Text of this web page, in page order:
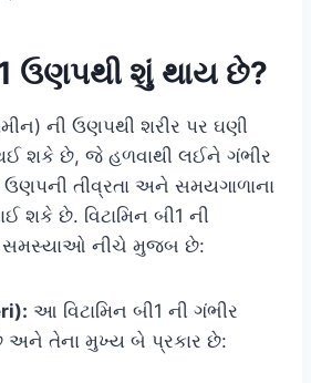
ઉણપથી શું થાય છે?
ની ઉણપથી શરીર પર ઘણી
શકે છે, જે હળવાથી લઈને ગંભીર
તીવ્રતા અને સમયગાળાના
શકે છે. વિટામિન બી1 ની
સમસ્યાઓ નીચે મુજબ છે:
આ વિટામિન બી1 ની ગંભીર
અને તેના મુખ્ય બે પ્રકાર છે: